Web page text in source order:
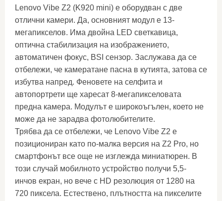
Lenovo Vibe Z2 (K920 mini) е оборудван с две
отлични камери. Да, основният модул е ​​13-
мегапикселов. Има двойна LED светкавица,
оптична стабилизация на изображението,
автоматичен фокус, BSI сензор. Заслужава да се
отбележи, че камератане пасна в кутията, затова се
избутва напред. Феновете на селфита и
автопортрети ще харесат 8-мегапикселовата
предна камера. Модулът е широкоъгълен, което не
може да не зарадва фотолюбителите.
Трябва да се отбележи, че Lenovo Vibe Z2 е
позициониран като по-малка версия на Z2 Pro, но
смартфонът все още не изглежда миниатюрен. В
този случай мобилното устройство получи 5,5-
инчов екран, но вече с HD резолюция от 1280 на
720 пиксела. Естествено, плътността на пикселите